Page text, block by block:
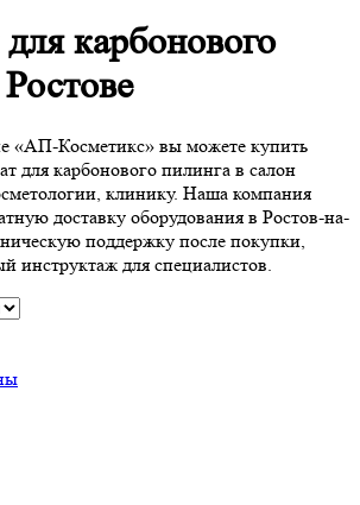
карбонового
«АП-Косметикс» вы можете купить
для карбонового пилинга в салон
клинику. Наша компания
доставку оборудования в Ростов-на-
поддержку после покупки,
инструктаж для специалистов.